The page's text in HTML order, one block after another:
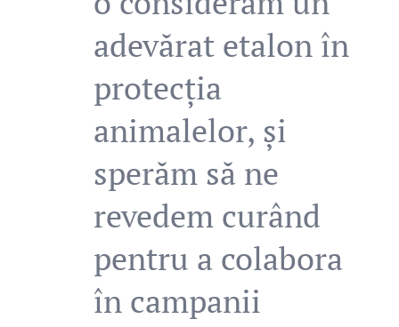
adevărat etalon în
protecția
animalelor, și
sperăm să ne
revedem curând
pentru a colabora
în campanii